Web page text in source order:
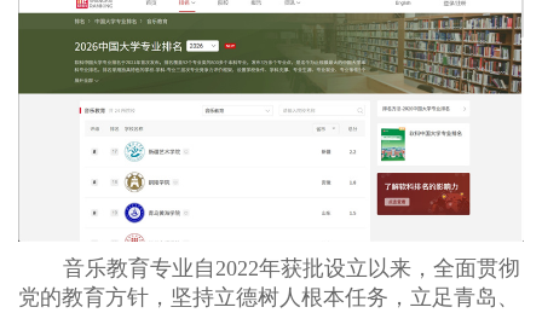
音乐教育专业自2022年获批设立以来，全面贯彻
党的教育方针，坚持立德树人根本任务，立足青岛、